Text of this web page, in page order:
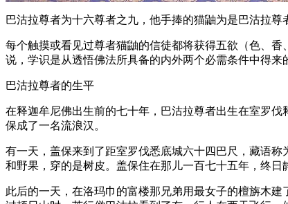
巴沽拉尊者为十六尊者之九，他手捧的猫鼬为是巴沽拉尊
每个触摸或看见过尊者猫鼬的信徒都将获得五欲（色、
说，学识是从透悟佛法所具备的内外两个必需条件中得
巴沽拉尊者的生平
在释迦牟尼佛出生前的七十年，巴沽拉尊者出生在室罗
保成了一名流浪汉。
有一天，盖保来到了距室罗伐悉底城六十四巴尺，藏语
和野果，穿的是树皮。盖保住在那儿一百七十五年，终
此后的一天，在洛玛巾的富楼那兄弟用最女子的檀旃木